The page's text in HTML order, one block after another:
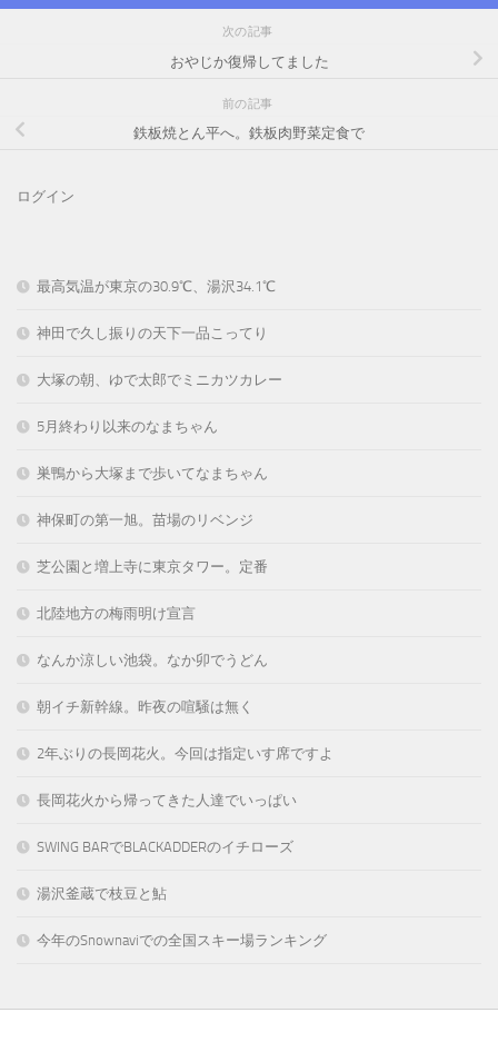
次の記事
おやじか復帰してました
前の記事
鉄板焼とん平へ。鉄板肉野菜定食で
ログイン
最高気温が東京の30.9℃、湯沢34.1℃
神田で久し振りの天下一品こってり
大塚の朝、ゆで太郎でミニカツカレー
5月終わり以来のなまちゃん
巣鴨から大塚まで歩いてなまちゃん
神保町の第一旭。苗場のリベンジ
芝公園と増上寺に東京タワー。定番
北陸地方の梅雨明け宣言
なんか涼しい池袋。なか卯でうどん
朝イチ新幹線。昨夜の喧騒は無く
2年ぶりの長岡花火。今回は指定いす席ですよ
長岡花火から帰ってきた人達でいっぱい
SWING BARでBLACKADDERのイチローズ
湯沢釜蔵で枝豆と鮎
今年のSnownaviでの全国スキー場ランキング